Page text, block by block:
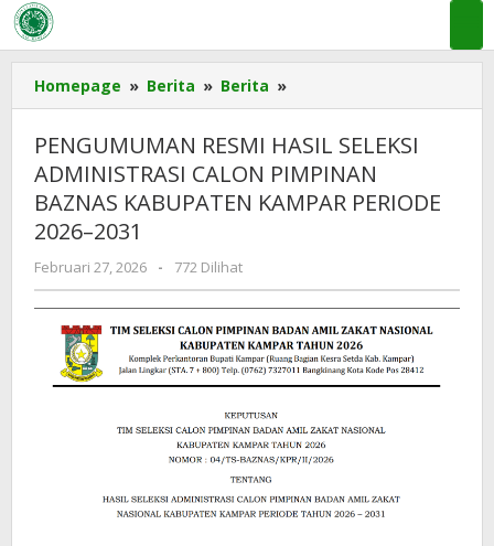
Lewati
ke
konten
Homepage » Berita » Berita »
RESMI
SELEKSI
ADMINISTRASI
CALON
KAMPAR
PERIODE
2026–
2031
PENGUMUMAN RESMI HASIL SELEKSI
ADMINISTRASI CALON PIMPINAN
BAZNAS KABUPATEN KAMPAR PERIODE
2026–2031
Februari 27, 2026
oleh
ADMIN
MUI
KAMPAR
- 772 Dilihat